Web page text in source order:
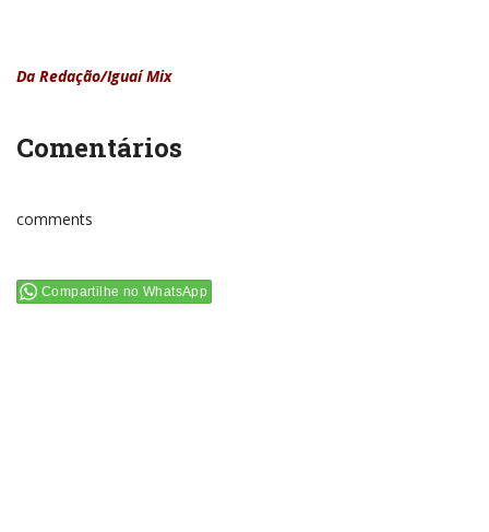
Da Redação/Iguaí Mix
Comentários
comments
Compartilhe no WhatsApp